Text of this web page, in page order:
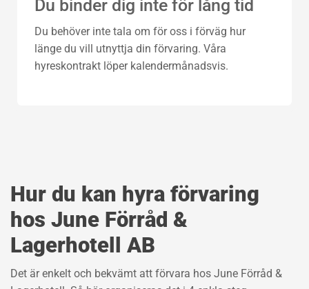
Du binder dig inte för lång tid
Du behöver inte tala om för oss i förväg hur
länge du vill utnyttja din förvaring. Våra
hyreskontrakt löper kalendermånadsvis.
Hur du kan hyra förvaring
hos June Förråd &
Lagerhotell AB
Det är enkelt och bekvämt att förvara hos June Förråd &